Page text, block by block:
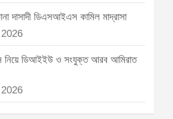
দাসাদী ডিএসআইএস কামিল মাদ্রাসা
নিয়ে ডিআইইউ ও সংযুক্ত আরব আমিরাত